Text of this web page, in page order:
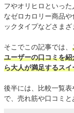
フやオリヒロといっ
なゼロカロリー商品
ックタイプなどさまざ
そこでこの記事では、
ユーザーの口コミを
ら大人が満足するス
後半には、比較一覧
で、売れ筋や口コミと